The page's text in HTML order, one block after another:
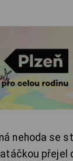
nehoda se
přejel